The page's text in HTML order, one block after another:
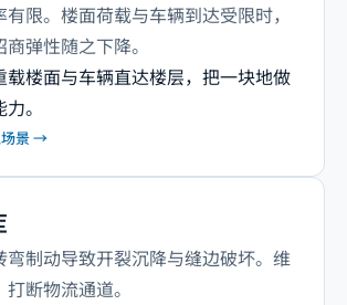
限。楼面荷载与车辆到达受限时，
弹性随之下降。
载楼面与车辆直达楼层，把一块地做
。
景 →
弯制动导致开裂沉降与缝边破坏。维
断物流通道。